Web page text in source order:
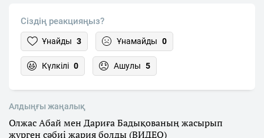
Сіздің реакцияңыз?
Ұнайды 3 Ұнамайды 0
Күлкілі 0 Ашулы 5
Алдыңғы жаңалық
Олжас Абай мен Дариға Бадықованың жасырып
жүрген сәбиі жария болды (ВИДЕО)